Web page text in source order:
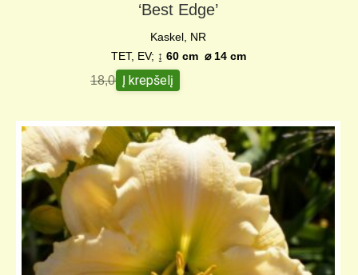
‘Best Edge’
Kaskel, NR
TET, EV; ↨ 60 cm ⌀ 14 cm
18,00 € 15,00 €
Į krepšelį